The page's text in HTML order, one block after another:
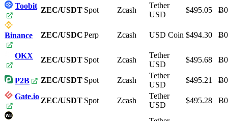
Toobit ZEC/USDT Spot Zcash
Tether
USD
$495.05
Binance ZEC/USDCPerp Zcash USD Coin $494.30
OKX ZEC/USDT Spot Zcash
Tether
USD
$495.68
P2B ZEC/USDT Spot Zcash
Tether
USD
$495.21
Gate.io ZEC/USDT Spot Zcash
Tether
USD
$495.28